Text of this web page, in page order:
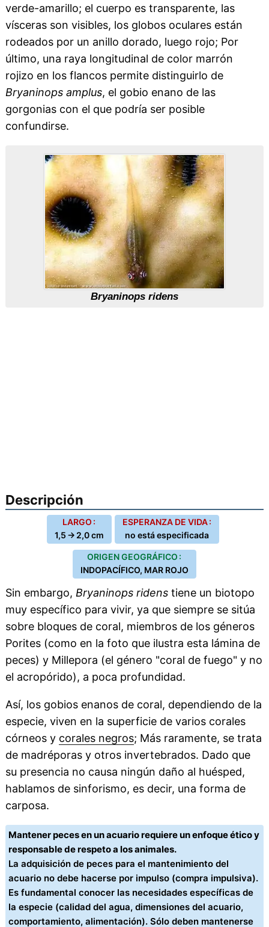
verde-amarillo; el cuerpo es transparente, las
vísceras son visibles, los globos oculares están
rodeados por un anillo dorado, luego rojo; Por
último, una raya longitudinal de color marrón
rojizo en los flancos permite distinguirlo de
Bryaninops amplus, el gobio enano de las
gorgonias con el que podría ser posible
confundirse.
Bryaninops ridens
Descripción
LARGO :
1,5 → 2,0 cm
ESPERANZA DE VIDA :
no está especificada
ORIGEN GEOGRÁFICO :
INDOPACÍFICO, MAR ROJO
Sin embargo, Bryaninops ridenstiene un biotopo
muy específico para vivir, ya que siempre se sitúa
sobre bloques de coral, miembros de los géneros
Porites (como en la foto que ilustra esta lámina de
peces) y Millepora (el género "coral de fuego" y no
el acropórido), a poca profundidad.
Así, los gobios enanos de coral, dependiendo de la
especie, viven en la superficie de varios corales
córneos y corales negros; Más raramente, se trata
de madréporas y otros invertebrados. Dado que
su presencia no causa ningún daño al huésped,
hablamos de sinforismo, es decir, una forma de
carposa.
Mantener peces en un acuario requiere un enfoque ético y
responsable de respeto a los animales.
La adquisición de peces para el mantenimiento del
acuario no debe hacerse por impulso (compra impulsiva).
Es fundamental conocer las necesidades específicas de
la especie (calidad del agua, dimensiones del acuario,
comportamiento, alimentación). Sólo deben mantenerse